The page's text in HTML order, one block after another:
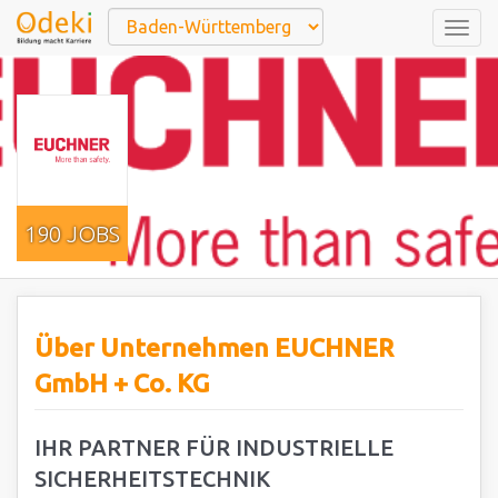
190 JOBS
Über Unternehmen EUCHNER
GmbH + Co. KG
IHR PARTNER FÜR INDUSTRIELLE
SICHERHEITSTECHNIK